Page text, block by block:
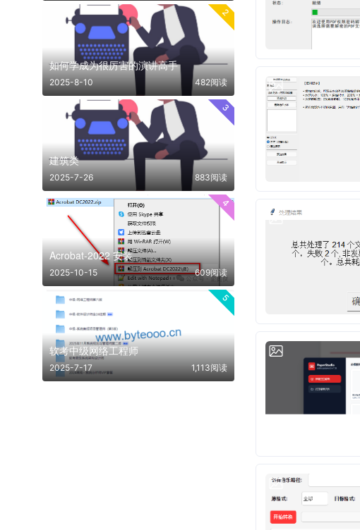
2
如何学成为很厉害的演讲高手
2025-8-10 482阅读
3
建筑类
2025-7-26 883阅读
4
Acrobat-2022 安装
2025-10-15 609阅读
5
软考中级网络工程师
2025-7-17 1,113阅读